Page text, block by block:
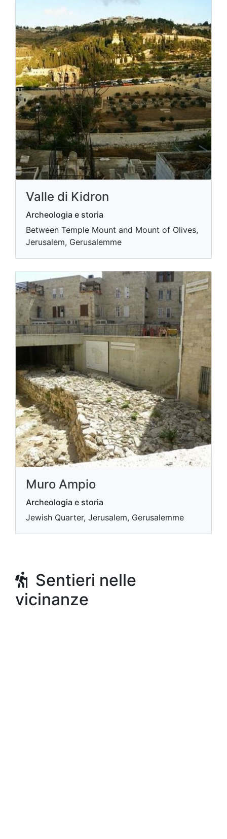
Valle di Kidron
Archeologia e storia
Between Temple Mount and Mount of Olives,
Jerusalem, Gerusalemme
Muro Ampio
Archeologia e storia
Jewish Quarter, Jerusalem, Gerusalemme
Sentieri nelle
vicinanze